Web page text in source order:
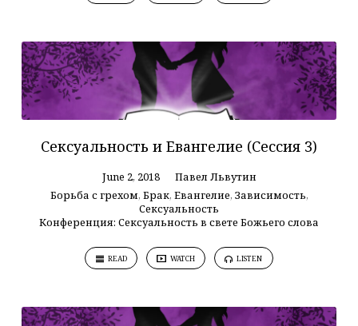
Сексуальность и Евангелие (Сессия 3)
June 2, 2018
Павел Львутин
Борьба с грехом, Брак, Евангелие, Зависимость,
Сексуальность
Конференция: Сексуальность в свете Божьего слова
READ WATCH LISTEN